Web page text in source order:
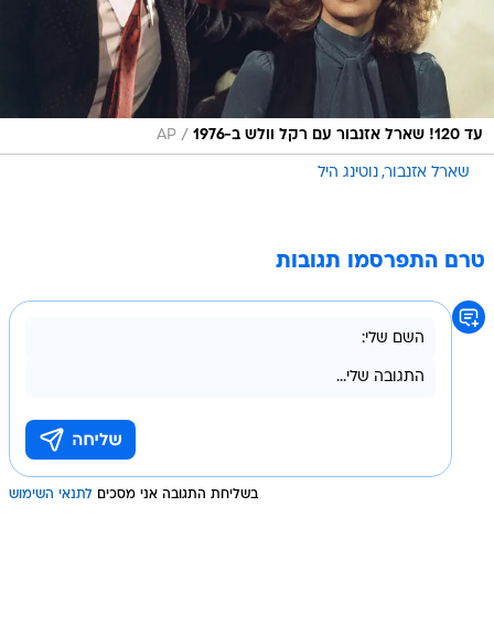
עד 120! שארל אזנבור עם רקל וולש ב-1976 /
AP
שארל אזנבור נוטינג היל
טרם התפרסמו תגובות
בשליחת התגובה אני מסכים לתנאי השימוש